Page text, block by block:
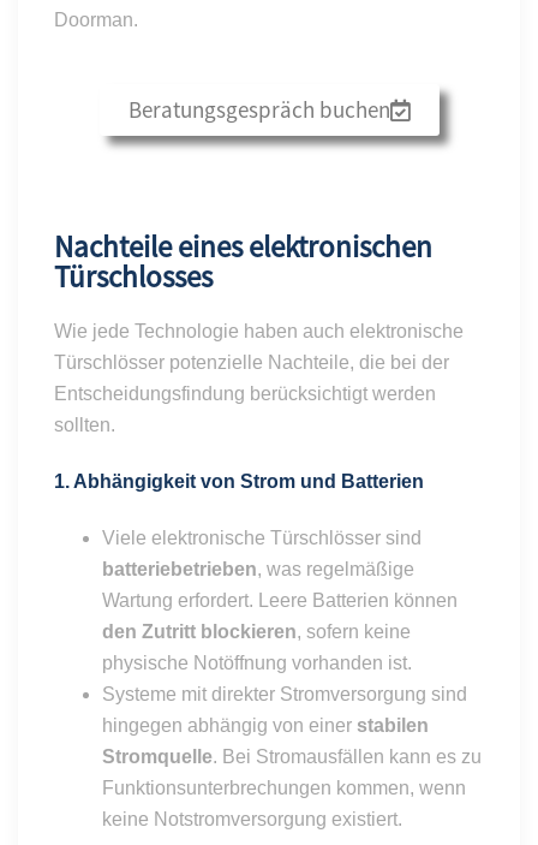
Doorman.
Beratungsgespräch buchen
Nachteile eines elektronischen
Türschlosses
Wie jede Technologie haben auch elektronische
Türschlösser potenzielle Nachteile, die bei der
Entscheidungsfindung berücksichtigt werden
sollten.
1. Abhängigkeit von Strom und Batterien
Viele elektronische Türschlösser sind
batteriebetrieben, was regelmäßige
Wartung erfordert. Leere Batterien können
den Zutritt blockieren, sofern keine
physische Notöffnung vorhanden ist.
Systeme mit direkter Stromversorgung sind
hingegen abhängig von einer stabilen
Stromquelle. Bei Stromausfällen kann es zu
Funktionsunterbrechungen kommen, wenn
keine Notstromversorgung existiert.